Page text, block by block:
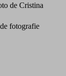
de Cristina
fotografie